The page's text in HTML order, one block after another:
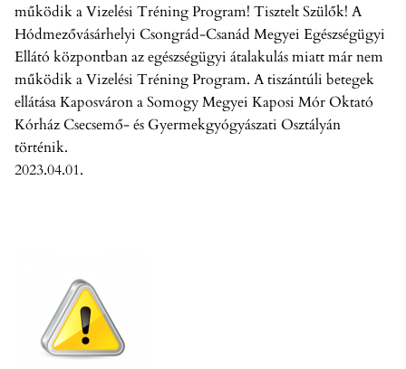
működik a Vizelési Tréning Program! Tisztelt Szülők! A
Hódmezővásárhelyi Csongrád-Csanád Megyei Egészségügyi
Ellátó központban az egészségügyi átalakulás miatt már nem
működik a Vizelési Tréning Program. A tiszántúli betegek
ellátása Kaposváron a Somogy Megyei Kaposi Mór Oktató
Kórház Csecsemő- és Gyermekgyógyászati Osztályán
történik.
2023.04.01.